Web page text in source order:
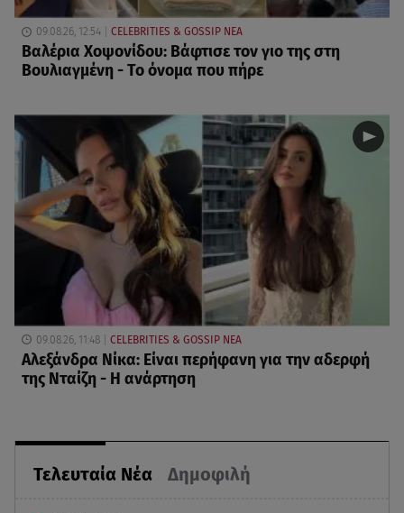
Τελευταία Νέα Δημοφιλή
09.08.26, 12:54 CELEBRITIES & GOSSIP ΝΕΑ
Βαλέρια Χοψονίδου: Βάφτισε τον γιο της στη
Βουλιαγμένη - Το όνομα που πήρε
09.08.26, 11:48 CELEBRITIES & GOSSIP ΝΕΑ
Αλεξάνδρα Νίκα: Είναι περήφανη για την αδερφή
της Νταίζη - Η ανάρτηση